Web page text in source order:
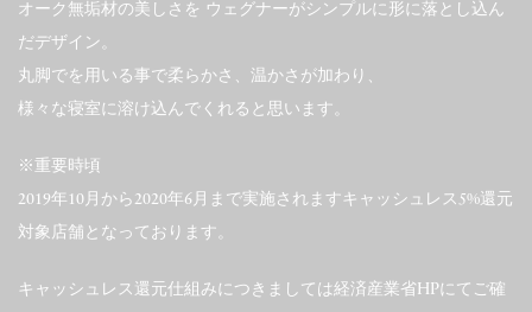
オーク無垢材の美しさを ウェグナーがシンプルに形に落とし込ん
だデザイン。
丸脚でを用いる事で柔らかさ、温かさが加わり、
様々な寝室に溶け込んでくれると思います。
※重要時頃
2019年10月から2020年6月まで実施されますキャッシュレス5%還元
対象店舗となっております。
キャッシュレス還元仕組みにつきましては経済産業省HPにてご確